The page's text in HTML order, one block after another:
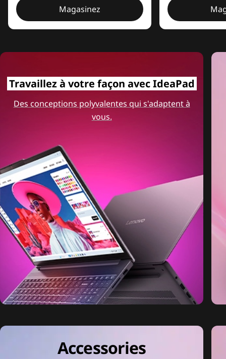
Magasinez
Travaillez à votre façon avec IdeaPad
Des conceptions polyvalentes qui s'adaptent à
vous.
Accessories